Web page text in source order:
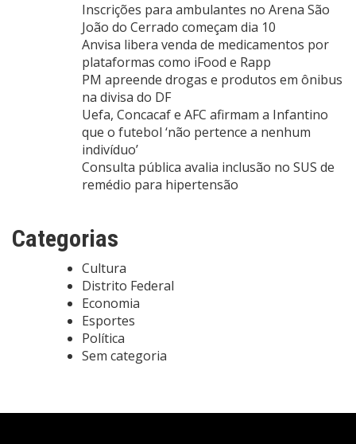
Inscrições para ambulantes no Arena São
João do Cerrado começam dia 10
Anvisa libera venda de medicamentos por
plataformas como iFood e Rapp
PM apreende drogas e produtos em ônibus
na divisa do DF
Uefa, Concacaf e AFC afirmam a Infantino
que o futebol ‘não pertence a nenhum
indivíduo’
Consulta pública avalia inclusão no SUS de
remédio para hipertensão
Categorias
Cultura
Distrito Federal
Economia
Esportes
Política
Sem categoria